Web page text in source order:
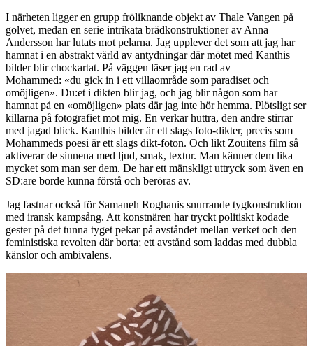
I närheten ligger en grupp fröliknande objekt av Thale Vangen på
golvet, medan en serie intrikata brädkonstruktioner av Anna
Andersson har lutats mot pelarna. Jag upplever det som att jag har
hamnat i en abstrakt värld av antydningar där mötet med Kanthis
bilder blir chockartat. På väggen läser jag en rad av
Mohammed: «du gick in i ett villaområde som paradiset och
omöjligen». Du:et i dikten blir jag, och jag blir någon som har
hamnat på en «omöjligen» plats där jag inte hör hemma. Plötsligt ser
killarna på fotografiet mot mig. En verkar huttra, den andre stirrar
med jagad blick. Kanthis bilder är ett slags foto-dikter, precis som
Mohammeds poesi är ett slags dikt-foton. Och likt Zouitens film så
aktiverar de sinnena med ljud, smak, textur. Man känner dem lika
mycket som man ser dem. De har ett mänskligt uttryck som även en
SD:are borde kunna förstå och beröras av.
Jag fastnar också för Samaneh Roghanis snurrande tygkonstruktion
med iransk kampsång. Att konstnären har tryckt politiskt kodade
gester på det tunna tyget pekar på avståndet mellan verket och den
feministiska revolten där borta; ett avstånd som laddas med dubbla
känslor och ambivalens.